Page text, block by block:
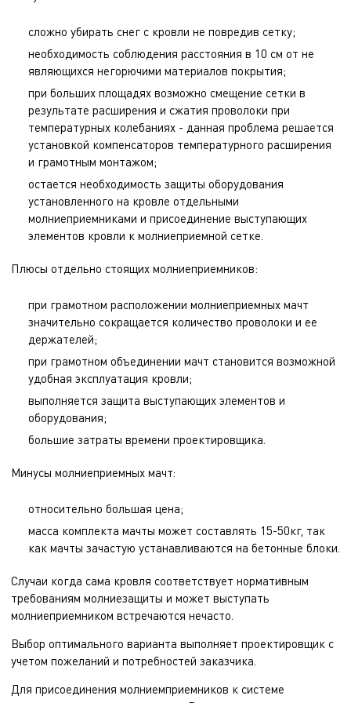
сложно убирать снег с кровли не повредив сетку;
необходимость соблюдения расстояния в 10 см от не
являющихся негорючими материалов покрытия;
при больших площадях возможно смещение сетки в
результате расширения и сжатия проволоки при
температурных колебаниях - данная проблема решается
установкой компенсаторов температурного расширения
и грамотным монтажом;
остается необходимость защиты оборудования
установленного на кровле отдельными
молниеприемниками и присоединение выступающих
элементов кровли к молниеприемной сетке.
Плюсы отдельно стоящих молниеприемников:
при грамотном расположении молниеприемных мачт
значительно сокращается количество проволоки и ее
держателей;
при грамотном объединении мачт становится возможной
удобная эксплуатация кровли;
выполняется защита выступающих элементов и
оборудования;
большие затраты времени проектировщика.
Минусы молниеприемных мачт:
относительно большая цена;
масса комплекта мачты может составлять 15-50кг, так
как мачты зачастую устанавливаются на бетонные блоки.
Случаи когда сама кровля соответствует нормативным
требованиям молниезащиты и может выступать
молниеприемником встречаются нечасто.
Выбор оптимального варианта выполняет проектировщик с
учетом пожеланий и потребностей заказчика.
Для присоединения молниемприемников к системе